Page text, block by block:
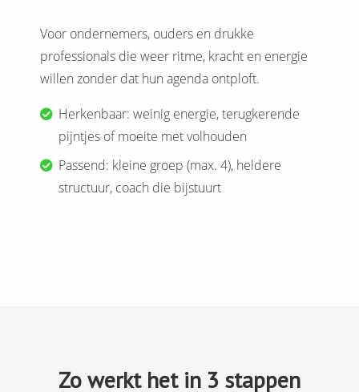
Voor ondernemers, ouders en drukke
professionals die weer ritme, kracht en energie
willen zonder dat hun agenda ontploft.
Herkenbaar: weinig energie, terugkerende
pijntjes of moeite met volhouden
Passend: kleine groep (max. 4), heldere
structuur, coach die bijstuurt
Zo werkt het in 3 stappen